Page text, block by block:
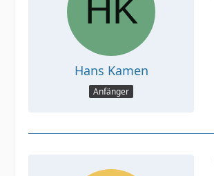
Hans Kamen
Anfänger